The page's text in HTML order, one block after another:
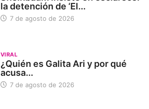
la detención de ‘El...
7 de agosto de 2026
VIRAL
¿Quién es Galita Ari y por qué
acusa...
7 de agosto de 2026